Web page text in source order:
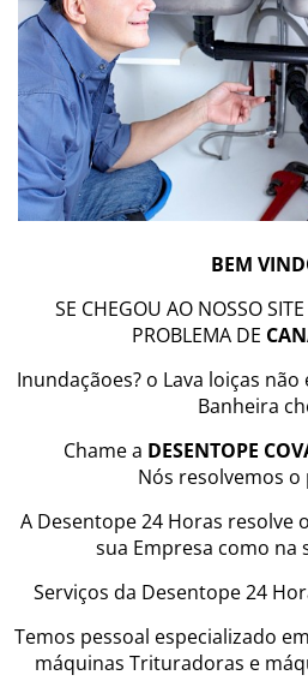
BEM
SE CHEGOU AO NOSSO
PROBLEMA DE
Inundaçãoes? o Lava loiças
Banheira
Chame a DESENTOPE
Nós resolvemos
A Desentope 24 Horas resolve
sua Empresa como na
Serviços da Desentope 24
Temos pessoal especializado
máquinas Trituradoras e